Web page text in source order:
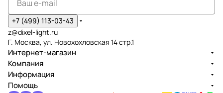
+7 (499) 113-03-43
z@dixel-light.ru
Г. Москва, ул. Новохохловская 14 стр.1
Интернет-магазин
Компания
Информация
Помощь